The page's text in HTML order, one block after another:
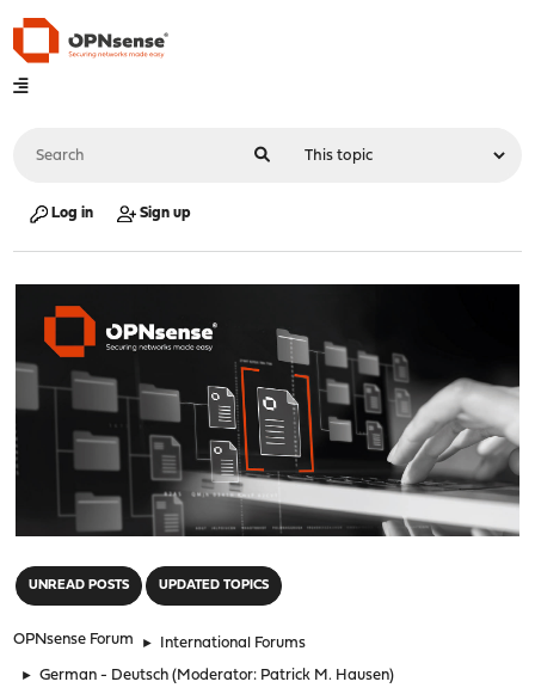
Log in Sign up
UNREAD POSTS UPDATED TOPICS
OPNsense Forum ► International Forums
► German - Deutsch (Moderator: Patrick M. Hausen)